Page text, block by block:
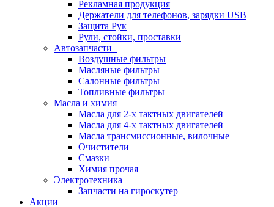
Рекламная продукция
Держатели для телефонов, зарядки USB
Защита Рук
Рули, стойки, проставки
Автозапчасти
Воздушные фильтры
Масляные фильтры
Салонные фильтры
Топливные фильтры
Масла и химия
Масла для 2-х тактных двигателей
Масла для 4-х тактных двигателей
Масла трансмиссионные, вилочные
Очистители
Смазки
Химия прочая
Электротехника
Запчасти на гироскутер
Акции